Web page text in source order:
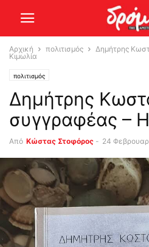
Αρχική πολιτισμός
Δημήτρης
Κιμωλία
πολιτισμός
Δημήτρης
συγγραφέας –
Από Κώστας Στοφόρος - 24